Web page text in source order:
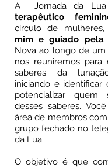
A Jornada da
terapêutico
círculo de mulheres,
mim e guiado pela
Nova ao longo de
nos reuniremos para
saberes da
iniciando e identificar
potencializar quem
desses saberes.
área de membros
grupo fechado no
da Lua.
O objetivo é que